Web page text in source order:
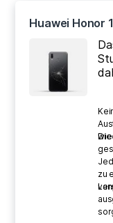
Huawei Honor
Die
zu